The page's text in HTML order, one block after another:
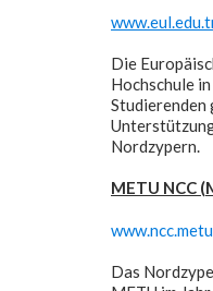
Die
Hochschule
Studierenden
Nordzypern.
METU NCC
Das